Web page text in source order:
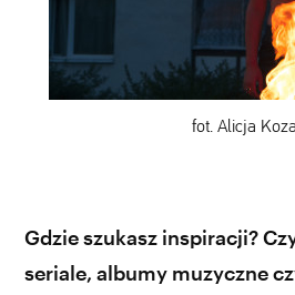
fot. Alicja
Gdzie szukasz inspiracji?
seriale, albumy muzyczne